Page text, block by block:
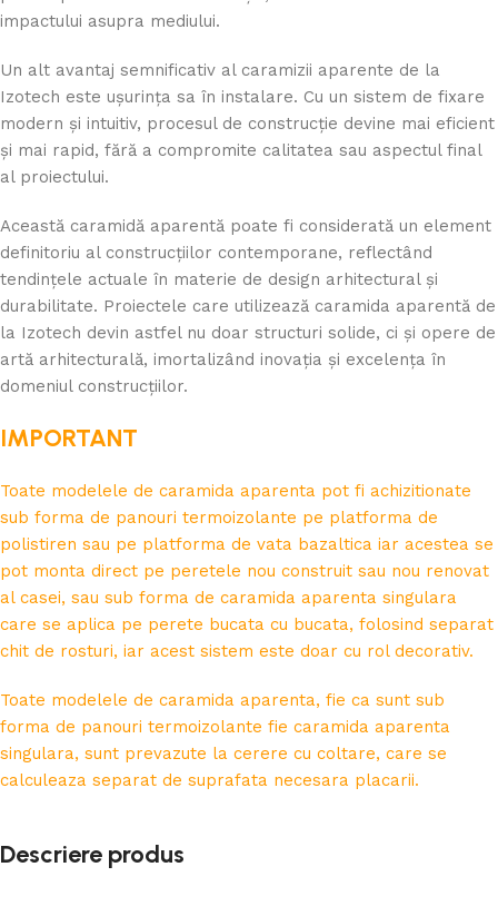
impactului asupra mediului.
Un alt avantaj semnificativ al caramizii aparente de la
Izotech este ușurința sa în instalare. Cu un sistem de fixare
modern și intuitiv, procesul de construcție devine mai eficient
și mai rapid, fără a compromite calitatea sau aspectul final
al proiectului.
Această caramidă aparentă poate fi considerată un element
definitoriu al construcțiilor contemporane, reflectând
tendințele actuale în materie de design arhitectural și
durabilitate. Proiectele care utilizează caramida aparentă de
la Izotech devin astfel nu doar structuri solide, ci și opere de
artă arhitecturală, imortalizând inovația și excelența în
domeniul construcțiilor.
IMPORTANT
Toate modelele de caramida aparenta pot fi achizitionate
sub forma de panouri termoizolante pe platforma de
polistiren sau pe platforma de vata bazaltica iar acestea se
pot monta direct pe peretele nou construit sau nou renovat
al casei, sau sub forma de caramida aparenta singulara
care se aplica pe perete bucata cu bucata, folosind separat
chit de rosturi, iar acest sistem este doar cu rol decorativ.
Toate modelele de caramida aparenta, fie ca sunt sub
forma de panouri termoizolante fie caramida aparenta
singulara, sunt prevazute la cerere cu coltare, care se
calculeaza separat de suprafata necesara placarii.
Descriere produs